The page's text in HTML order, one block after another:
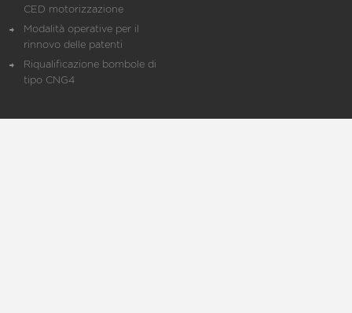
CED motorizzazione
Modalità operative per il
rinnovo delle patenti
Riqualificazione bombole di
tipo CNG4